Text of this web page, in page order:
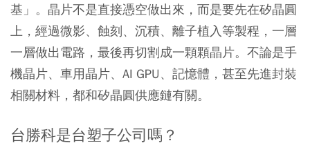
基」。晶片不是直接憑空做出來，而是要先在矽晶圓
上，經過微影、蝕刻、沉積、離子植入等製程，一層
一層做出電路，最後再切割成一顆顆晶片。不論是手
機晶片、車用晶片、AI GPU、記憶體，甚至先進封裝
相關材料，都和矽晶圓供應鏈有關。
台勝科是台塑子公司嗎？